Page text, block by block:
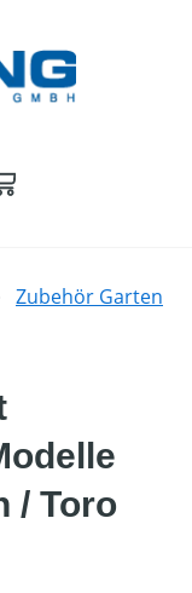
Zubehör Garten
/ Toro